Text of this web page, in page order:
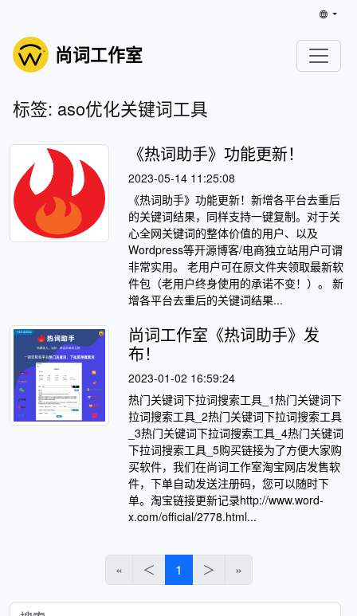
尚词工作室
标签: aso优化关键词工具
《热词助手》功能更新！
2023-05-14 11:25:08
《热词助手》功能更新！新增各平台去重后
的关键词结果，同样支持一键复制。对于关
心全网关键词的整体价值的用户、以及
Wordpress等开源博客/电商独立站用户可谓
非常实用。 老用户可在原文件夹领取最新软
件包（老用户终身使用的承诺不变！）。 新
增各平台去重后的关键词结果...
尚词工作室《热词助手》发
布！
2023-01-02 16:59:24
热门关键词下拉词搜索工具_1热门关键词下
拉词搜索工具_2热门关键词下拉词搜索工具
_3热门关键词下拉词搜索工具_4热门关键词
下拉词搜索工具_5购买链接为了方便大家购
买软件，我们在尚词工作室淘宝网店发售软
件，下单自动发送注册码，您可以随时下
单。淘宝链接更新记录http://www.word-
x.com/official/2778.html...
« ＜ 1 ＞ »